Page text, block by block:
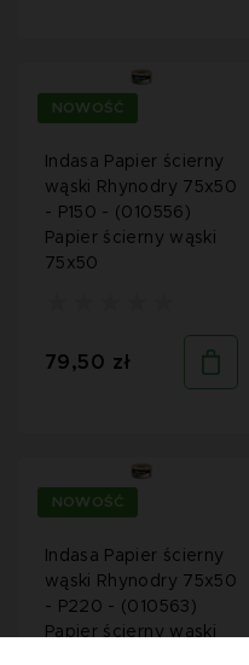
NOWOŚĆ
Indasa Papier ścierny
wąski Rhynodry 75x50
- P150 - (010556)
Papier ścierny wąski
75x50
79,50 zł
NOWOŚĆ
Indasa Papier ścierny
wąski Rhynodry 75x50
- P220 - (010563)
Papier ścierny wąski